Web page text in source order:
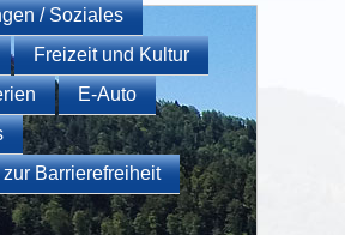
/ Soziales
Freizeit und Kultur
E-Auto
Barrierefreiheit